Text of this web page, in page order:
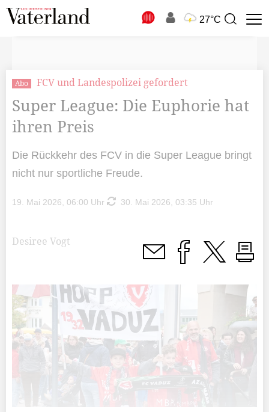
27°C
Suchbegriff
Abo FCV und Landespolizei gefordert
Super League: Die Euphorie hat
ihren Preis
Die Rückkehr des FCV in die Super League bringt
nicht nur sportliche Freude.
19. Mai 2026, 06:00 Uhr 30. Mai 2026, 03:35 Uhr
Desiree Vogt